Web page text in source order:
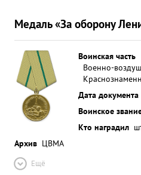
Медаль «За оборону
Воинская часть
Военно-
Дата документа
Воинское
Кто наградил
Архив ЦВМА
Ещё